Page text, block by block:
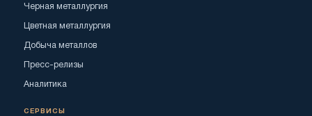
Черная металлургия
Цветная металлургия
Добыча металлов
Пресс-релизы
Аналитика
СЕРВИСЫ